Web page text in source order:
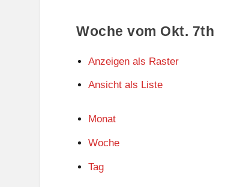
Woche vom Okt. 7th
Anzeigen als Raster
Ansicht als Liste
Monat
Woche
Tag